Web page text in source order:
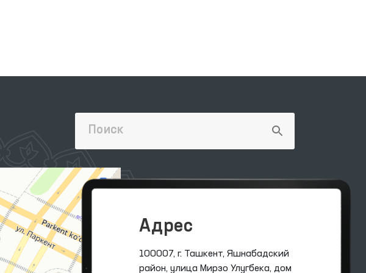
ответов по основным
Адрес
100007, г. Ташкент, Яшнабадский
район, улица Мирзо Улугбека, дом